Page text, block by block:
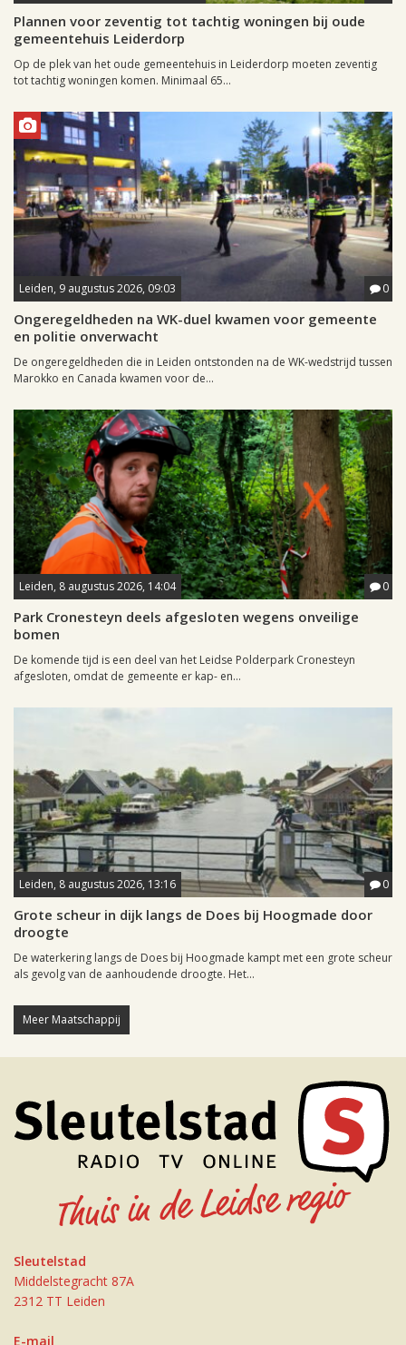
Plannen voor zeventig tot tachtig woningen bij oude
gemeentehuis Leiderdorp
Op de plek van het oude gemeentehuis in Leiderdorp moeten zeventig
tot tachtig woningen komen. Minimaal 65...
Leiden, 9 augustus 2026, 09:03 0
Ongeregeldheden na WK-duel kwamen voor gemeente
en politie onverwacht
De ongeregeldheden die in Leiden ontstonden na de WK-wedstrijd tussen
Marokko en Canada kwamen voor de...
Leiden, 8 augustus 2026, 14:04 0
Park Cronesteyn deels afgesloten wegens onveilige
bomen
De komende tijd is een deel van het Leidse Polderpark Cronesteyn
afgesloten, omdat de gemeente er kap- en...
Leiden, 8 augustus 2026, 13:16 0
Grote scheur in dijk langs de Does bij Hoogmade door
droogte
De waterkering langs de Does bij Hoogmade kampt met een grote scheur
als gevolg van de aanhoudende droogte. Het...
Meer Maatschappij
Sleutelstad
Middelstegracht 87A
2312 TT Leiden
E-mail